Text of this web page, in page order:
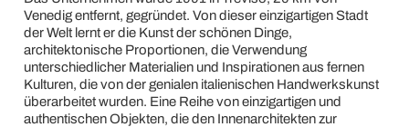
Venedig entfernt, gegründet. Von dieser einzigartigen Stadt
der Welt lernt er die Kunst der schönen Dinge,
architektonische Proportionen, die Verwendung
unterschiedlicher Materialien und Inspirationen aus fernen
Kulturen, die von der genialen italienischen Handwerkskunst
überarbeitet wurden. Eine Reihe von einzigartigen und
authentischen Objekten, die den Innenarchitekten zur